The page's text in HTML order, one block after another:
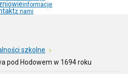
informacje
z nami
szkolne
pod Hodowem w 1694 roku